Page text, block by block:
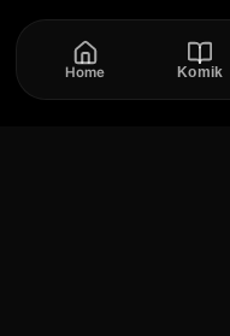
Home Komik